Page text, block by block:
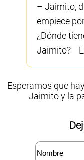
– Jaimito,
empiece
¿Dónde
Jaimito?–
Esperamos que
Jaimito y la